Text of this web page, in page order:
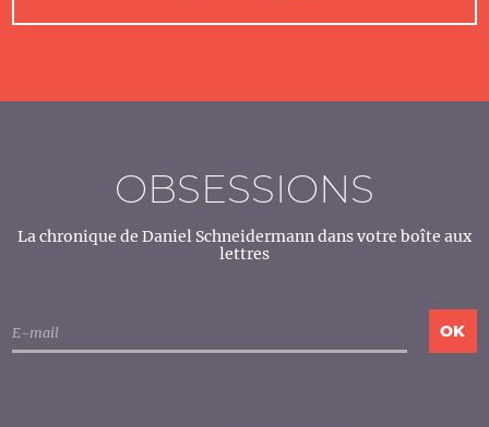
OBSESSIONS
La chronique de Daniel Schneidermann dans votre boîte aux
lettres